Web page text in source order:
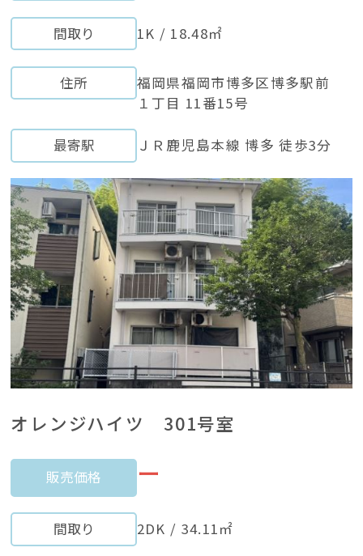
間取り 1K / 18.48㎡
住所
福岡県福岡市博多区博多駅前
１丁⽬ 11番15号
最寄駅 ＪＲ⿅児島本線 博多 徒歩3分
オレンジハイツ 301号室
販売価格 ー
間取り 2DK / 34.11㎡